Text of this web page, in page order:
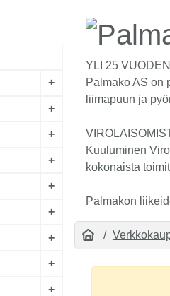
+
+
+
+
+
+
+
+
+
YLI 25
Palmako AS on
liimapuun ja
Kuuluminen
kokonaista
Palmakon